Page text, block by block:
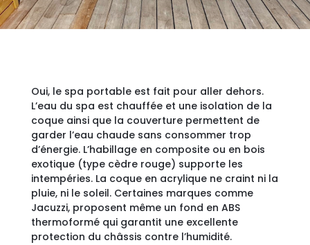
Oui, le spa portable est fait pour aller dehors.
L’eau du spa est chauffée et une isolation de la
coque ainsi que la couverture permettent de
garder l’eau chaude sans consommer trop
d’énergie. L’habillage en composite ou en bois
exotique (type cèdre rouge) supporte les
intempéries. La coque en acrylique ne craint ni la
pluie, ni le soleil. Certaines marques comme
Jacuzzi, proposent même un fond en ABS
thermoformé qui garantit une excellente
protection du châssis contre l’humidité.